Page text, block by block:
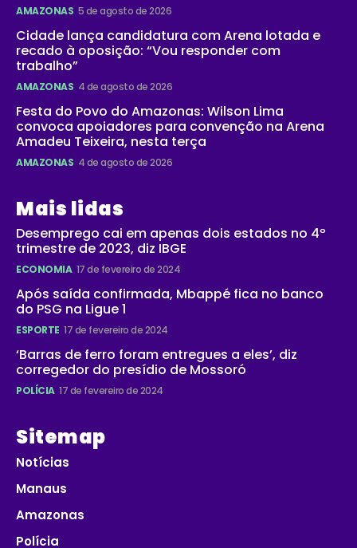
AMAZONAS 5 de agosto de 2026
Cidade lança candidatura com Arena lotada e
recado à oposição: “Vou responder com
trabalho”
AMAZONAS 4 de agosto de 2026
Festa do Povo do Amazonas: Wilson Lima
convoca apoiadores para convenção na Arena
Amadeu Teixeira, nesta terça
AMAZONAS 4 de agosto de 2026
Mais lidas
Desemprego cai em apenas dois estados no 4º
trimestre de 2023, diz IBGE
ECONOMIA 17 de fevereiro de 2024
Após saída confirmada, Mbappé fica no banco
do PSG na Ligue 1
ESPORTE 17 de fevereiro de 2024
‘Barras de ferro foram entregues a eles’, diz
corregedor do presídio de Mossoró
POLÍCIA 17 de fevereiro de 2024
Sitemap
Notícias
Manaus
Amazonas
Polícia